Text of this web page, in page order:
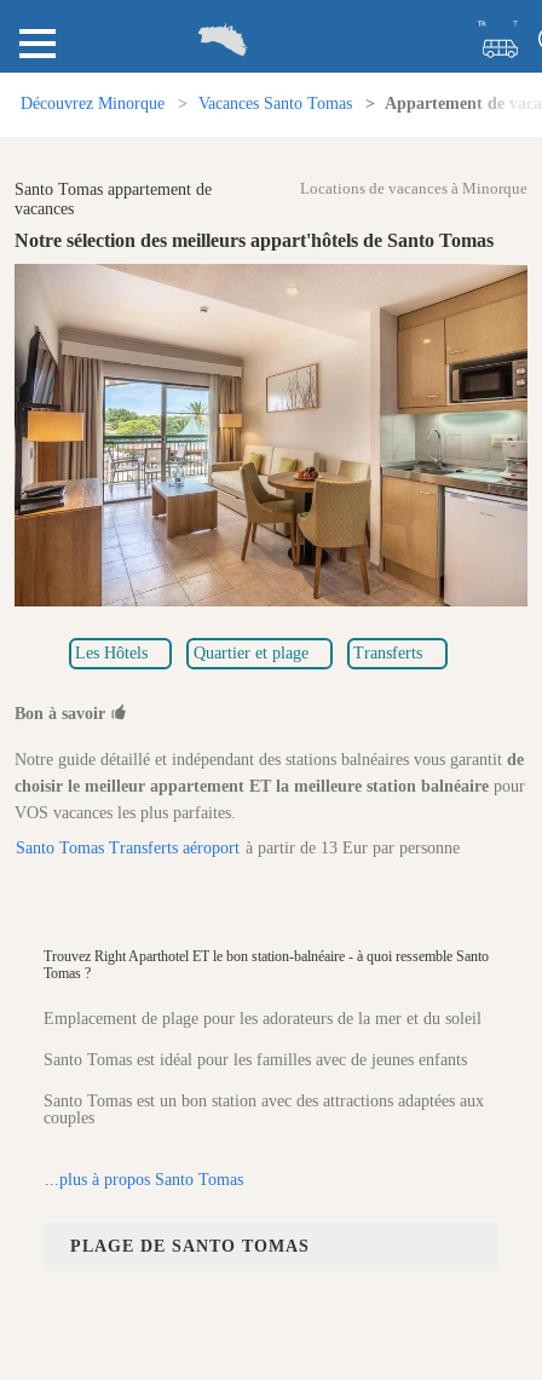
Découvrez Minorque Vacances Santo Tomas Appartement de
Santo Tomas appartement de
vacances
Locations de vacances à Minorque
Notre sélection des meilleurs appart'hôtels de Santo Tomas
Les Hôtels Quartier et plage Transferts
Bon à savoir
Notre guide détaillé et indépendant des stations balnéaires vous garantit de
choisir le meilleur appartement ET la meilleure station balnéaire pour
VOS vacances les plus parfaites.
Santo Tomas Transferts aéroport à partir de 13 Eur par personne
Trouvez Right Aparthotel ET le bon station-balnéaire - à quoi ressemble Santo
Tomas ?
Emplacement de plage pour les adorateurs de la mer et du soleil
Santo Tomas est idéal pour les familles avec de jeunes enfants
Santo Tomas est un bon station avec des attractions adaptées aux
couples
...plus à propos Santo Tomas
PLAGE DE SANTO TOMAS